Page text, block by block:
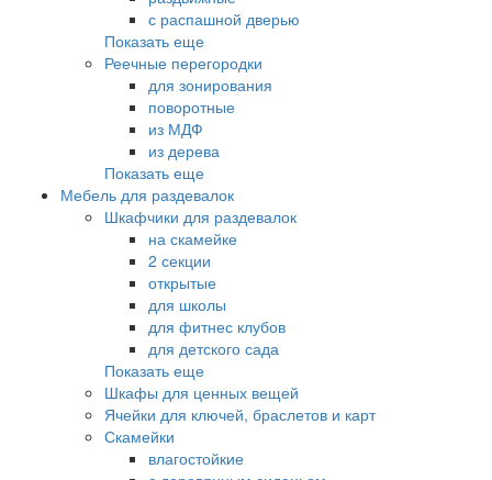
с распашной дверью
Показать еще
Реечные перегородки
для зонирования
поворотные
из МДФ
из дерева
Показать еще
Мебель для раздевалок
Шкафчики для раздевалок
на скамейке
2 секции
открытые
для школы
для фитнес клубов
для детского сада
Показать еще
Шкафы для ценных вещей
Ячейки для ключей, браслетов и карт
Скамейки
влагостойкие